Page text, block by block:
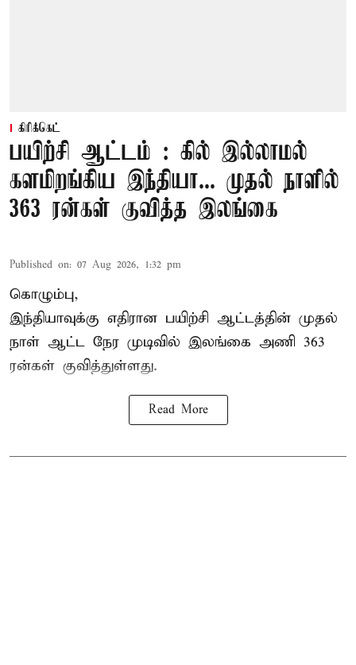
கிரிக்கெட்
பயிற்சி ஆட்டம் : கில் இல்லாமல்
களமிறங்கிய இந்தியா... முதல் நாளில்
363 ரன்கள் குவித்த இலங்கை
Published on: 07 Aug 2026, 1:32 pm
கொழும்பு,
இந்தியாவுக்கு எதிரான பயிற்சி ஆட்டத்தின் முதல்
நாள் ஆட்ட நேர முடிவில் இலங்கை அணி 363
ரன்கள் குவித்துள்ளது.
Read More